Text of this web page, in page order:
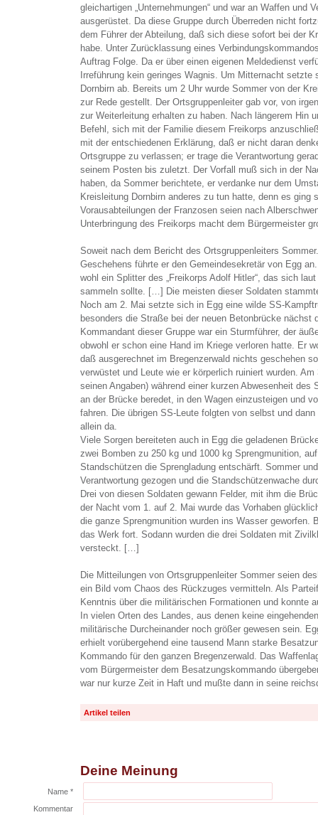
gleichartigen „Unternehmungen“ und war an Waffen und
ausgerüstet. Da diese Gruppe durch Überreden nicht
dem Führer der Abteilung, daß sich diese sofort bei der
habe. Unter Zurücklassung eines
Auftrag Folge. Da er über einen eigenen Meldedienst
Irreführung kein geringes Wagnis. Um Mitternacht setzte
Dornbirn ab. Bereits um 2 Uhr wurde Sommer von der
zur Rede gestellt. Der Ortsgruppenleiter gab vor, von
zur Weiterleitung erhalten zu haben. Nach längerem Hin
Befehl, sich mit der Familie diesem Freikorps
mit der entschiedenen Erklärung, daß er nicht daran
Ortsgruppe zu verlassen; er trage die Verantwortung
seinem Posten bis zuletzt. Der Vorfall muß sich in der
haben, da Sommer berichtete, er verdanke nur dem
Kreisleitung Dornbirn anderes zu tun hatte, denn es ging
Vorausabteilungen der Franzosen seien nach
Unterbringung des Freikorps macht dem Bürgermeister
Soweit nach dem Bericht des Ortsgruppenleiters
Geschehens führte er den Gemeindesekretär von Egg
wohl ein Splitter des „Freikorps Adolf Hitler“, das sich
sammeln sollte. […] Die meisten dieser Soldaten
Noch am 2. Mai setzte sich in Egg eine wilde SS-
besonders die Straße bei der neuen Betonbrücke nächst
Kommandant dieser Gruppe war ein Sturmführer, der
obwohl er schon eine Hand im Kriege verloren hatte. Er
daß ausgerechnet im Bregenzerwald nichts geschehen
verwüstet und Leute wie er körperlich ruiniert wurden.
seinen Angaben) während einer kurzen Abwesenheit des
an der Brücke beredet, in den Wagen einzusteigen und
fahren. Die übrigen SS-Leute folgten von selbst und
allein da.
Viele Sorgen bereiteten auch in Egg die geladenen
zwei Bomben zu 250 kg und 1000 kg Sprengmunition,
Standschützen die Sprengladung entschärft. Sommer
Verantwortung gezogen und die Standschützenwache
Drei von diesen Soldaten gewann Felder, mit ihm die
der Nacht vom 1. auf 2. Mai wurde das Vorhaben
die ganze Sprengmunition wurden ins Wasser geworfen.
das Werk fort. Sodann wurden die drei Soldaten mit
versteckt. […]
Die Mitteilungen von Ortsgruppenleiter Sommer seien
ein Bild vom Chaos des Rückzuges vermitteln. Als
Kenntnis über die militärischen Formationen und konnte
In vielen Orten des Landes, aus denen keine
militärische Durcheinander noch größer gewesen sein.
erhielt vorübergehend eine tausend Mann starke
Kommando für den ganzen Bregenzerwald. Das
vom Bürgermeister dem Besatzungskommando
war nur kurze Zeit in Haft und mußte dann in seine
Artikel teilen
Deine Meinung
Name *
Kommentar